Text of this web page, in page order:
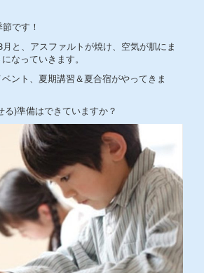
です！
と、アスファルトが焼け、空気が肌にま
なっていきます。
ント、夏期講習＆夏合宿がやってきま
る)準備はできていますか？